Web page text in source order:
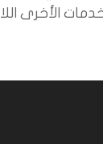
الأخرى